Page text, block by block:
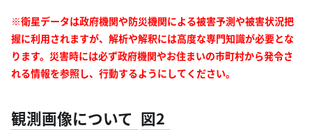
※衛星データは政府機関や防災機関による被害予測や被害状況把
握に利用されますが、解析や解釈には高度な専門知識が必要とな
ります。災害時には必ず政府機関やお住まいの市町村から発令さ
れる情報を参照し、行動するようにしてください。
観測画像について 図2